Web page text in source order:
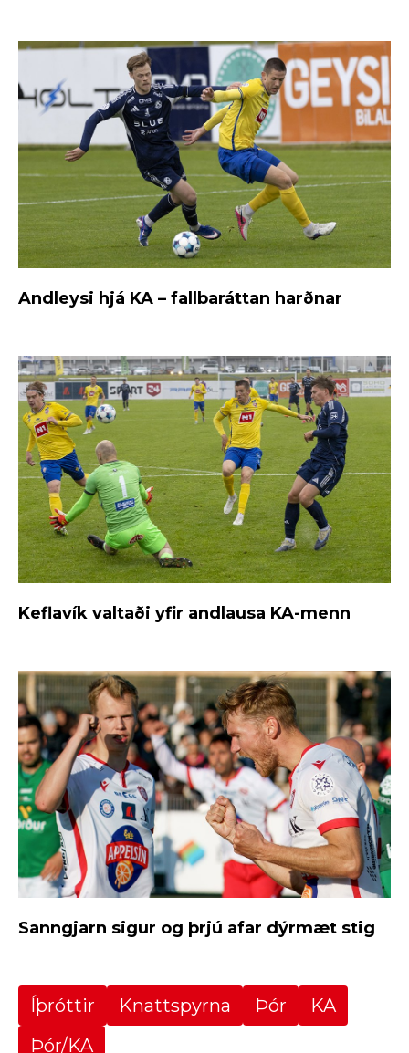
Andleysi hjá KA – fallbaráttan harðnar
Keflavík valtaði yfir andlausa KA-menn
Sanngjarn sigur og þrjú afar dýrmæt stig
Íþróttir Knattspyrna Þór
KA
Þór/KA